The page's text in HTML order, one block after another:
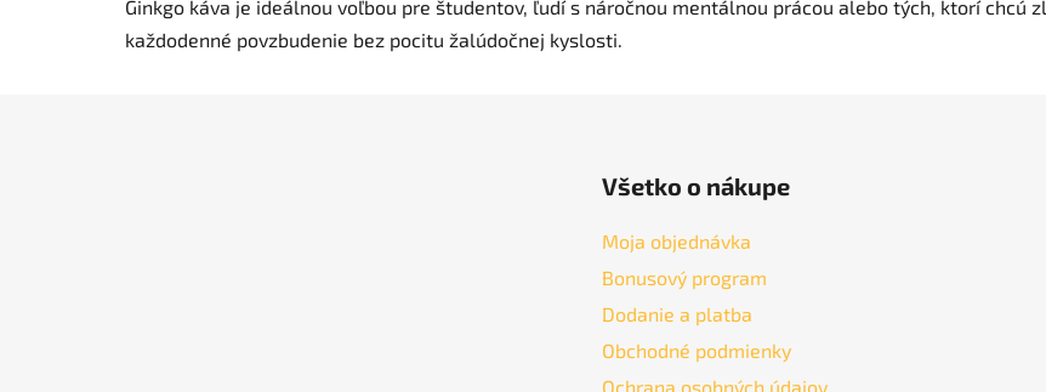
Ginkgo káva je ideálnou voľbou pre študentov, ľudí s náročnou mentálnou prácou alebo tých, ktorí chcú
každodenné povzbudenie bez pocitu žalúdočnej kyslosti.
Všetko o nákupe
Moja objednávka
Bonusový program
Dodanie a platba
Obchodné podmienky
Ochrana osobných údajov